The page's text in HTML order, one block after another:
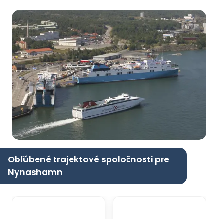
Obľúbené trajektové spoločnosti pre
Nynashamn